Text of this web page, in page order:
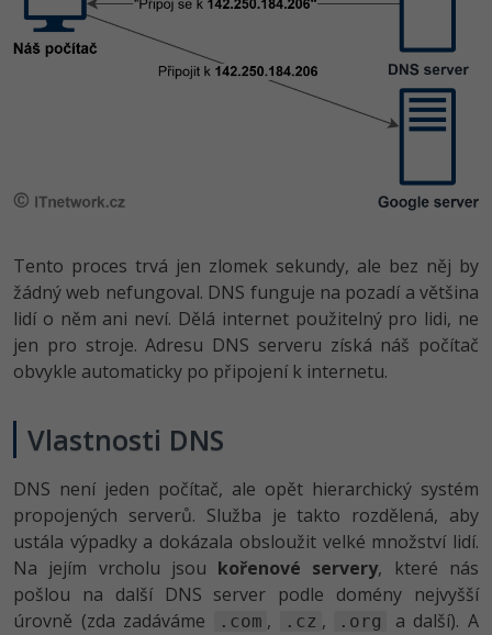
Tento proces trvá jen zlomek sekundy, ale bez něj by
žádný web nefungoval. DNS funguje na pozadí a většina
lidí o něm ani neví. Dělá internet použitelný pro lidi, ne
jen pro stroje. Adresu DNS serveru získá náš počítač
obvykle automaticky po připojení k internetu.
Vlastnosti DNS
DNS není jeden počítač, ale opět hierarchický systém
propojených serverů. Služba je takto rozdělená, aby
ustála výpadky a dokázala obsloužit velké množství lidí.
Na jejím vrcholu jsou kořenové servery, které nás
pošlou na další DNS server podle domény nejvyšší
úrovně (zda zadáváme
.com , .cz , .org
a další). A